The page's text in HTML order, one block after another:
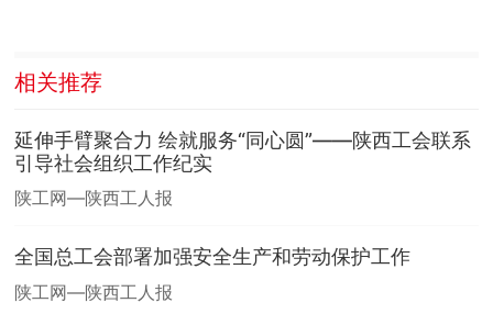
相关推荐
延伸手臂聚合力 绘就服务“同心圆”——陕西工会联系
引导社会组织工作纪实
陕工网—陕西工人报
全国总工会部署加强安全生产和劳动保护工作
陕工网—陕西工人报